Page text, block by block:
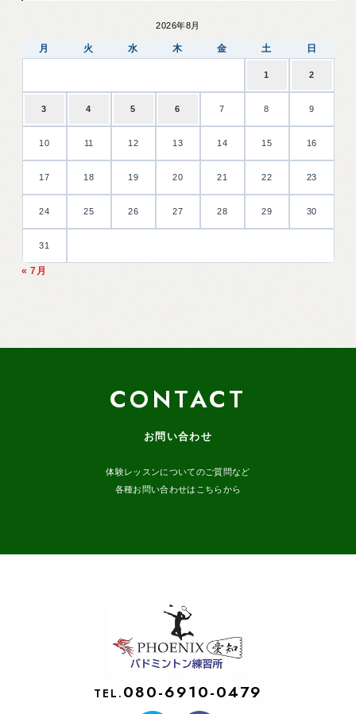
2026年8月
月 火 水 木 金 土 日
1 2
3 4 5 6 7 8 9
10 11 12 13 14 15 16
17 18 19 20 21 22 23
24 25 26 27 28 29 30
31
« 7月
CONTACT
お問い合わせ
体験レッスンについてのご質問など
各種お問い合わせはこちらから
TEL. 080-6910-0479